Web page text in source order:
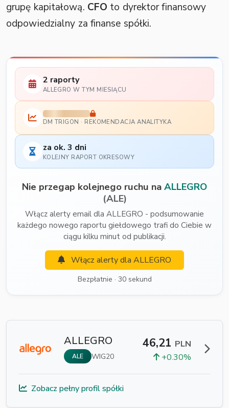
grupę kapitałową. CFO to dyrektor finansowy
odpowiedzialny za finanse spółki.
2 raporty
ALLEGRO W TYM MIESIĄCU
DM TRIGON · REKOMENDACJA ANALITYKA
za ok. 3 dni
KOLEJNY RAPORT OKRESOWY
Nie przegap kolejnego ruchu na ALLEGRO
(ALE)
Włącz alerty email dla ALLEGRO - podsumowanie
każdego nowego raportu giełdowego trafi do Ciebie w
ciągu kilku minut od publikacji.
Włącz alerty dla ALLEGRO
Bezpłatnie · 30 sekund
ALLEGRO
ALE WIG20
46,21 PLN
+0.30%
Zobacz pełny profil spółki